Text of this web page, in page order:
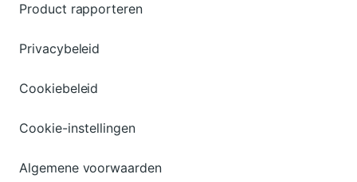
Product rapporteren
Privacybeleid
Cookiebeleid
Cookie-instellingen
Algemene voorwaarden